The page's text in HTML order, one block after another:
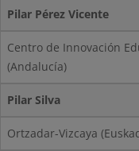
Pilar Pérez Vicente
Centro de Innovación
(Andalucía)
Pilar Silva
Ortzadar-Vizcaya